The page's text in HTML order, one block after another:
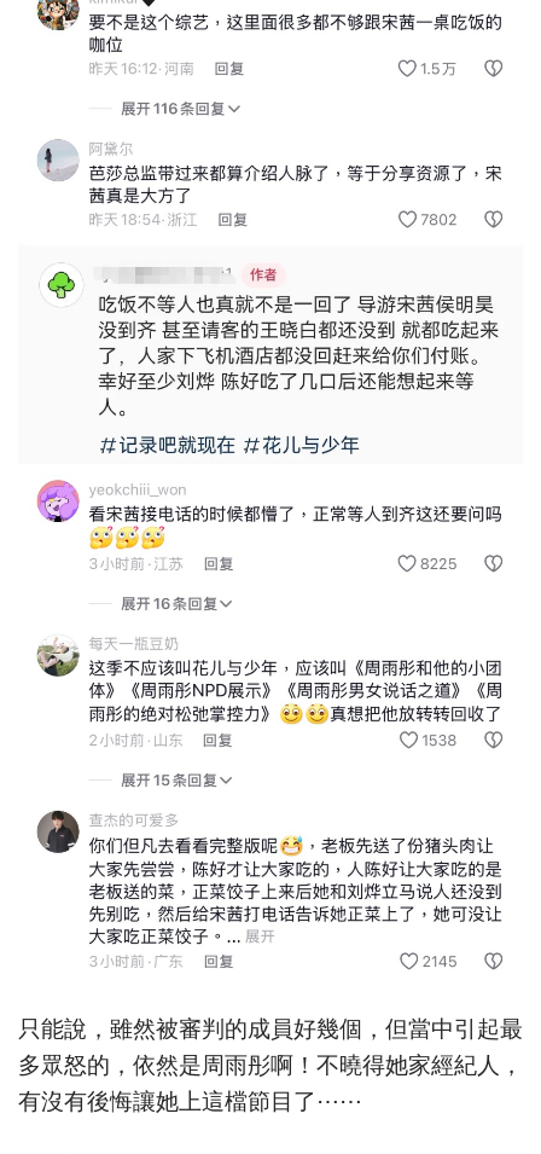
只能說，雖然被審判的成員好幾個，但當中引起最
多眾怒的，依然是周雨彤啊！不曉得她家經紀人，
有沒有後悔讓她上這檔節目了⋯⋯